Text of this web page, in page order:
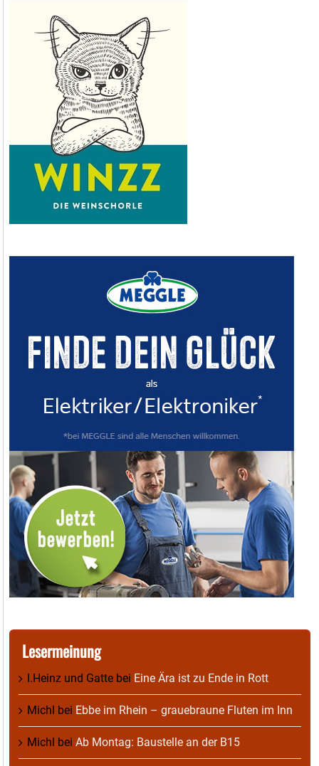
Lesermeinung
I.Heinz und Gatte bei Eine Ära ist zu Ende in Rott
Michl bei Ebbe im Rhein – grauebraune Fluten im Inn
Michl bei Ab Montag: Baustelle an der B15